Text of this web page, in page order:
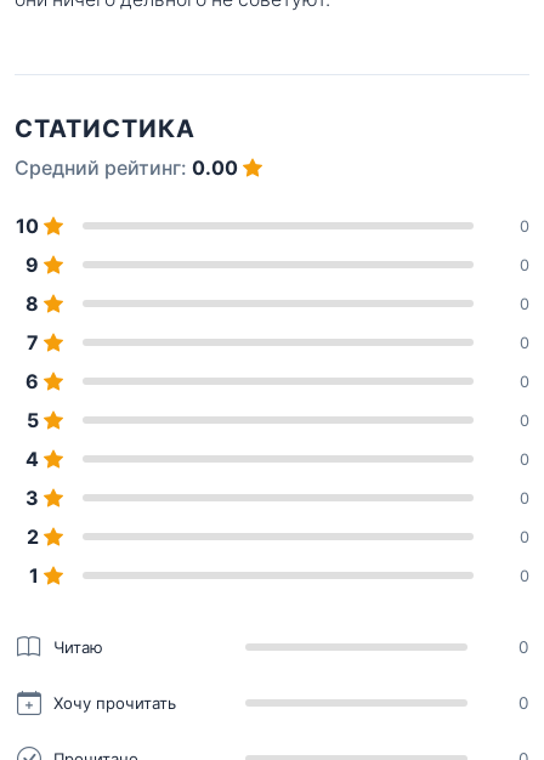
СТАТИСТИКА
Средний рейтинг: 0.00
10 0
9 0
8 0
7 0
6 0
5 0
4 0
3 0
2 0
1 0
Читаю 0
Хочу прочитать 0